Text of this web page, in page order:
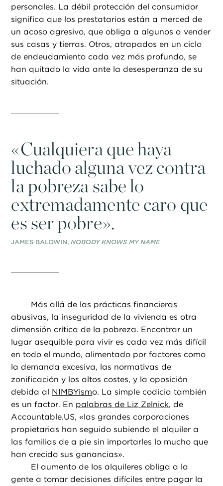
personales. La débil protección del consumidor
significa que los prestatarios están a merced de
un acoso agresivo, que obliga a algunos a vender
sus casas y tierras. Otros, atrapados en un ciclo
de endeudamiento cada vez más profundo, se
han quitado la vida ante la desesperanza de su
situación.
«Cualquiera que haya
luchado alguna vez contra
la pobreza sabe lo
extremadamente caro que
es ser pobre».
JAMES BALDWIN,NOBODY KNOWS MY NAME
Más allá de las prácticas financieras
abusivas, la inseguridad de la vivienda es otra
dimensión crítica de la pobreza. Encontrar un
lugar asequible para vivir es cada vez más difícil
en todo el mundo, alimentado por factores como
la demanda excesiva, las normativas de
zonificación y los altos costes, y la oposición
debida al NIMBYismo. La simple codicia también
es un factor. En palabras de Liz Zelnick, de
Accountable.US, «las grandes corporaciones
propietarias han seguido subiendo el alquiler a
las familias de a pie sin importarles lo mucho que
han crecido sus ganancias».
El aumento de los alquileres obliga a la
gente a tomar decisiones difíciles entre pagar la